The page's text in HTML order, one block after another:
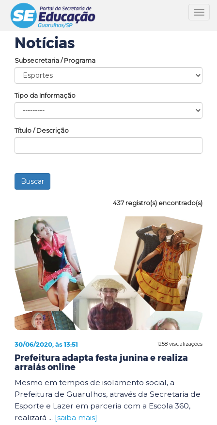
Notícias
Subsecretaria / Programa
Tipo da Informação
Título / Descrição
437 registro(s) encontrado(s)
1258 visualizações
30/06/2020, às 13:51
Prefeitura adapta festa junina e realiza
arraiás online
Mesmo em tempos de isolamento social, a
Prefeitura de Guarulhos, através da Secretaria de
Esporte e Lazer em parceria com a Escola 360,
realizará ... [saiba mais]